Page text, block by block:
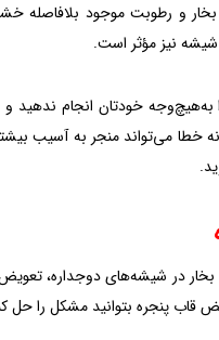
و رطوبت موجود بلافاصله
شیشه نیز مؤثر است.
به‌هیچ‌وجه خودتان انجام
خطا می‌تواند منجر به آسیب
در شیشه‌های دوجداره،
قاب پنجره بتوانید مشکل را حل